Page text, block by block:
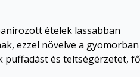
ételek lassabban
ezzel növelve a
puffadást és teltségérzetet,